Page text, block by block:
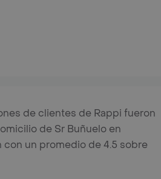
de clientes de Rappi fueron
de Sr Buñuelo en
un promedio de 4.5 sobre